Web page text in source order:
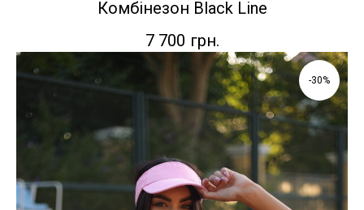
Комбінезон Black Line
7 700 грн.
-30%